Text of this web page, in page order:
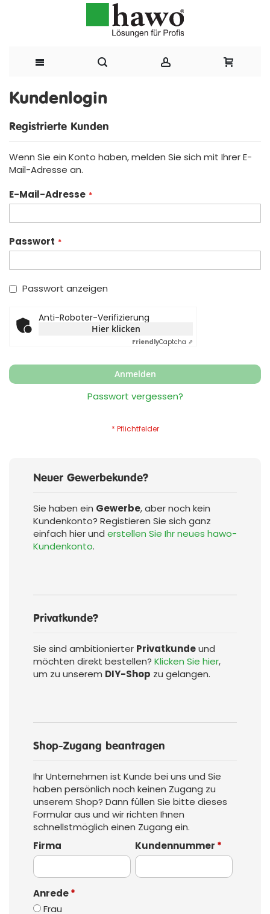
Inhalt
Kundenlogin
Registrierte Kunden
Wenn Sie ein Konto haben, melden Sie sich mit Ihrer E-
Mail-Adresse an.
E-Mail-Adresse
Passwort
Passwort anzeigen
Anti-Roboter-Verifizierung
Hier klicken
FriendlyCaptcha ⇗
Anmelden
Passwort vergessen?
Neuer Gewerbekunde?
Sie haben ein Gewerbe, aber noch kein
Kundenkonto? Registieren Sie sich ganz
einfach hier und erstellen Sie Ihr neues hawo-
Kundenkonto.
Privatkunde?
Sie sind ambitionierter Privatkundeund
möchten direkt bestellen? Klicken Sie hier,
um zu unserem DIY-Shop zu gelangen.
Shop-Zugang beantragen
Ihr Unternehmen ist Kunde bei uns und Sie
haben persönlich noch keinen Zugang zu
unserem Shop? Dann füllen Sie bitte dieses
Formular aus und wir richten Ihnen
schnellstmöglich einen Zugang ein.
Firma
Kundennummer *
Anrede*
Frau